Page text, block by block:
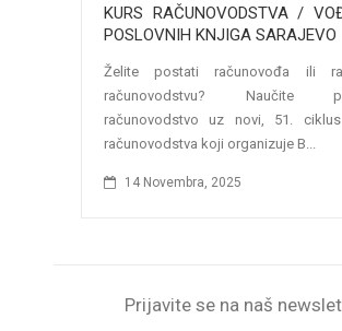
KURS RAČUNOVODSTVA /
POSLOVNIH KNJIGA SARAJEVO
Želite postati računovođa ili
računovodstvu? Naučite
računovodstvo uz novi, 51.
računovodstva koji organizuje B...
14 Novembra, 2025
Prijavite se na naš